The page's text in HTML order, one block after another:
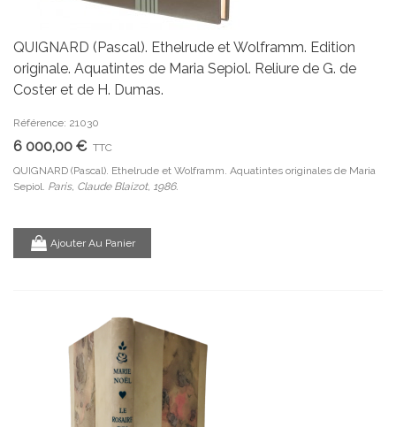
QUIGNARD (Pascal). Ethelrude et Wolframm. Edition
originale. Aquatintes de Maria Sepiol. Reliure de G. de
Coster et de H. Dumas.
Référence: 21030
6 000,00 € TTC
QUIGNARD (Pascal). Ethelrude et Wolframm. Aquatintes originales de Maria
Sepiol. Paris, Claude Blaizot, 1986.
Ajouter Au Panier